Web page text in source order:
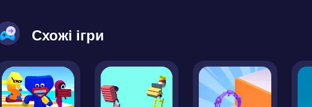
Схожі ігри